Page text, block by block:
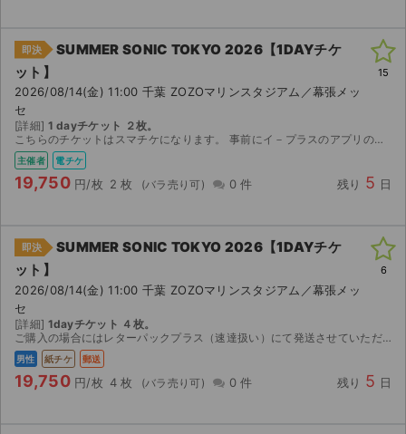
サイト情報
チケットジャム運営会社
チケットジャム利用規約
プライバシーポリシー
即決
SUMMER SONIC TOKYO 2026【1DAYチケ
ット】
2026/08/14(金) 11:00 千葉 ZOZOマリンスタジアム／幕張メッ
セ
[詳細] 1 dayチケット ２枚。
こちらのチケットはスマチケになります。 事前にイ－プラスのアプリのインストールをお済ませください。 ご購入の場合にはイ－プラスのアプリに登録済みのメ－ルアドレス（複数枚ご購入の場合には複数人分...
主催者 電チケ
19,750 円/枚 2 枚 0 件 残り 5 日
15
即決
SUMMER SONIC TOKYO 2026【1DAYチケ
ット】
2026/08/14(金) 11:00 千葉 ZOZOマリンスタジアム／幕張メッ
セ
[詳細] 1dayチケット ４枚。
ご購入の場合にはレターパックプラス（速達扱い）にて発送させていただきます。通常、発送日の翌日には到着いたします。 サマソニは雨天決行、公演中止は基本的にありませんが主催者の判断で公演中止の場合...
男性 紙チケ 郵送
19,750 円/枚 4 枚 0 件 残り 5 日
6